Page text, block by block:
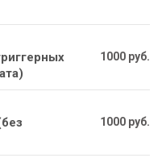
1000 руб.
1000 руб.